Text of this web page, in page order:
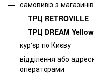
самовивіз з
ТРЦ RETROVILLE
ТРЦ DREAM Yellow
кур'єр по Києву
відділення або
операторами